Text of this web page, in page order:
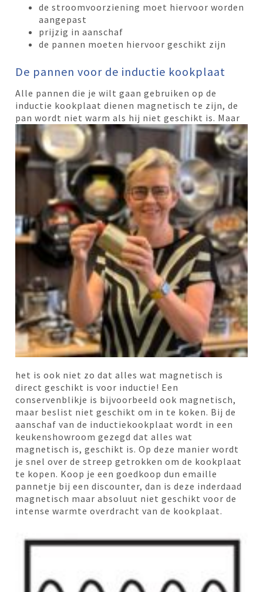
de stroomvoorziening moet hiervoor worden
aangepast
prijzig in aanschaf
de pannen moeten hiervoor geschikt zijn
De pannen voor de inductie kookplaat
Alle pannen die je wilt gaan gebruiken op de
inductie kookplaat dienen magnetisch te zijn, de
pan wordt niet warm als hij niet geschikt is. Maar
het is ook niet zo dat alles wat magnetisch is
direct geschikt is voor inductie! Een
conservenblikje is bijvoorbeeld ook magnetisch,
maar beslist niet geschikt om in te koken. Bij de
aanschaf van de inductiekookplaat wordt in een
keukenshowroom gezegd dat alles wat
magnetisch is, geschikt is. Op deze manier wordt
je snel over de streep getrokken om de kookplaat
te kopen. Koop je een goedkoop dun emaille
pannetje bij een discounter, dan is deze inderdaad
magnetisch maar absoluut niet geschikt voor de
intense warmte overdracht van de kookplaat.